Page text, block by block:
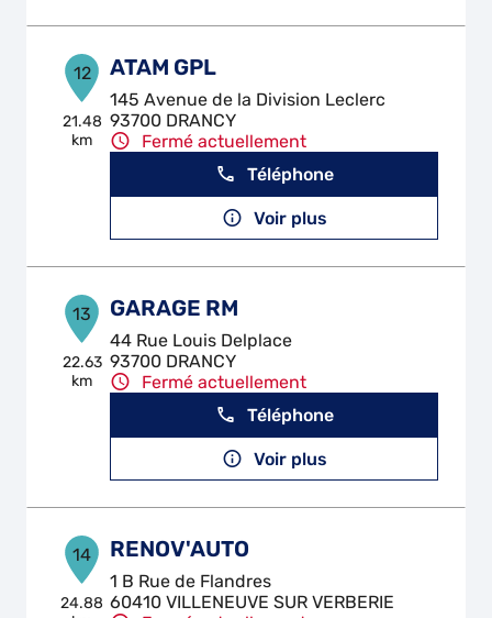
12
21.48
km
ATAM GPL
145 Avenue de la Division Leclerc
93700 DRANCY
Fermé actuellement
Téléphone
Voir plus
13
22.63
km
GARAGE RM
44 Rue Louis Delplace
93700 DRANCY
Fermé actuellement
Téléphone
Voir plus
14
24.88
RENOV'AUTO
1 B Rue de Flandres
60410 VILLENEUVE SUR VERBERIE